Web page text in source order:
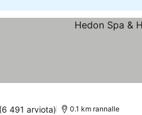
(6 491 arviota) 0.1 km rannalle